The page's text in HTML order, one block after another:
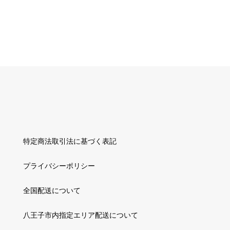
特定商法取引法に基づく表記
プライバシーポリシー
全国配送について
八王子市内指定エリア配送について